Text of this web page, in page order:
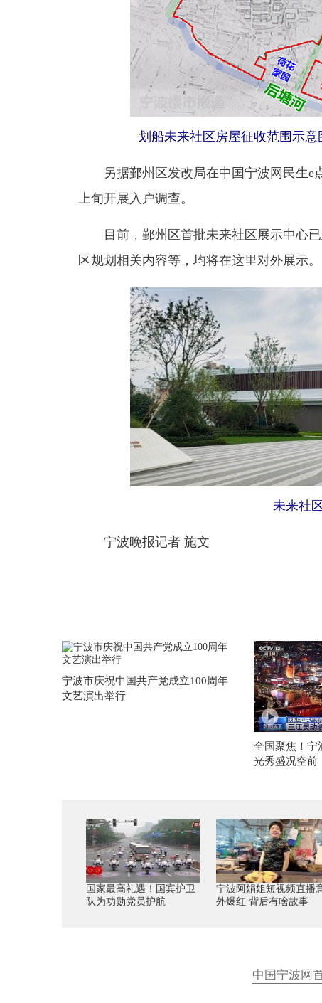
划船未来社区房屋征收范围示意
另据鄞州区发改局在中国宁波网民生e
上旬开展入户调查。
目前，鄞州区首批未来社区展示中心已
区规划相关内容等，均将在这里对外展示。
未来社
宁波晚报记者 施文
宁波市庆祝中国共产党成立100周年
文艺演出举行
全国聚焦！宁
光秀盛况空前
国家最高礼遇！国宾护卫
队为功勋党员护航
宁波阿娟姐短视频直播
外爆红 背后有啥故事
中国宁波网